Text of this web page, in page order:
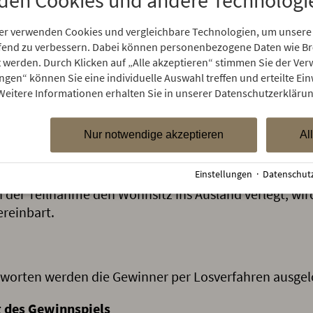
dieser Teilnahmebedingungen unwirksam sein
der übrigen Bestimmungen nicht. An
tritt eine Bestimmung, welche dem
kommt.
Recht
deutsches Recht. Als Gerichtsstand wird,
Soweit der/die Teilnehmer/in keinen
Teilnahme den Wohnsitz ins Ausland verlegt,
werden die Gewinner per Losverfahren
Gewinnspiels
verwenden Cookies und vergleichbare Technologien, um
zu verbessern. Dabei können personenbezogene Daten wie
Durch Klicken auf „Alle akzeptieren“ stimmen Sie der
können Sie eine individuelle Auswahl treffen und erteilte
Informationen erhalten Sie in unserer
Nur notwendige akzeptieren
Einstellungen ·